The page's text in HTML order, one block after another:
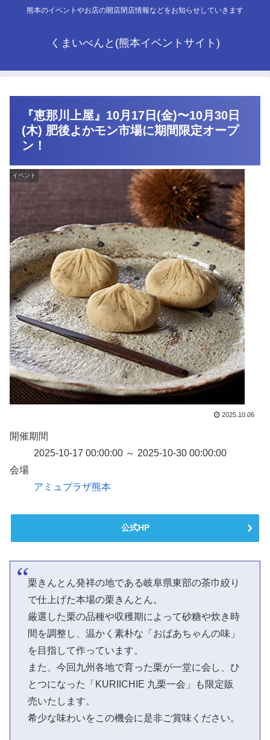
熊本のイベントやお店の開店閉店情報などをお知らせしていきます
くまいべんと(熊本イベントサイト)
『恵那川上屋』10月17日(金)〜10月30日
(木) 肥後よかモン市場に期間限定オープ
ン！
イベント
2025.10.06
開催期間
2025-10-17 00:00:00 ～ 2025-10-30 00:00:00
会場
アミュプラザ熊本
公式HP
栗きんとん発祥の地である岐阜県東部の茶巾絞り
で仕上げた本場の栗きんとん。
厳選した栗の品種や収穫期によって砂糖や炊き時
間を調整し、温かく素朴な「おばあちゃんの味」
を目指して作っています。
また、今回九州各地で育った栗が一堂に会し、ひ
とつになった「KURIICHIE 九栗一会」も限定販
売いたします。
希少な味わいをこの機会に是非ご賞味ください。